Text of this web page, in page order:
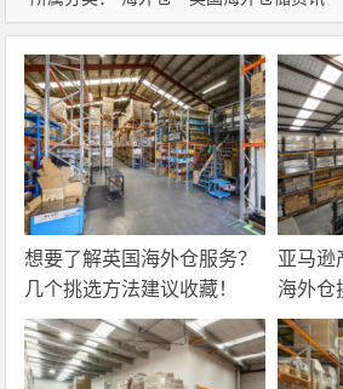
想要了解英国海外仓服务？
几个挑选方法建议收藏！
亚马逊
海外仓
解决！